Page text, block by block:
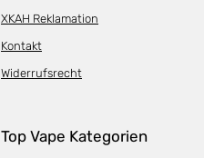
XKAH Reklamation
Kontakt
Widerrufsrecht
Top Vape Kategorien